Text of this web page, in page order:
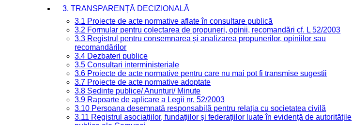
3. TRANSPARENȚĂ DECIZIONALĂ
3.1 Proiecte de acte normative aflate în consultare publică
3.2 Formular pentru colectarea de propuneri, opinii, recomandări cf. L 52/2003
3.3 Registrul pentru consemnarea și analizarea propunerilor, opiniilor sau
recomandărilor
3.4 Dezbateri publice
3.5 Consultari interministeriale
3.6 Proiecte de acte normative pentru care nu mai pot fi transmise sugestii
3.7 Proiecte de acte normative adoptate
3.8 Ședințe publice/ Anunțuri/ Minute
3.9 Rapoarte de aplicare a Legii nr. 52/2003
3.10 Persoana desemnată responsabilă pentru relația cu societatea civilă
3.11 Registrul asociațiilor, fundațiilor și federațiilor luate în evidență de autoritățile